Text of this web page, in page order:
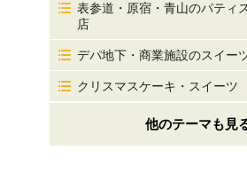
表参道・原宿・青山のパティ
店
デパ地下・商業施設のスイー
クリスマスケーキ・スイーツ
他のテーマも見